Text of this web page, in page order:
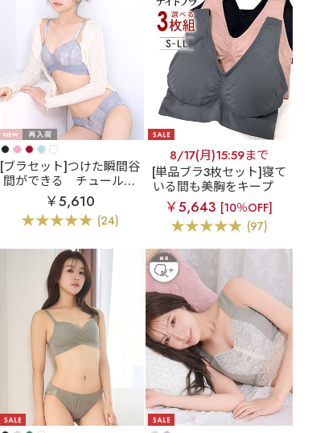
[ブラセット]つけた瞬間谷
間ができる
チュールレ
ース 超盛ブラ(R) ブラジ
ャー&ショーツ
￥5,610
(24)
8/17(月)15:59まで
[単品ブラ3枚セット]寝て
いる間も美胸をキープ
【WEB限定】楽フィット
夢ごこち ナイトブラ 3枚
セット
￥5,643 [10％OFF]
(97)